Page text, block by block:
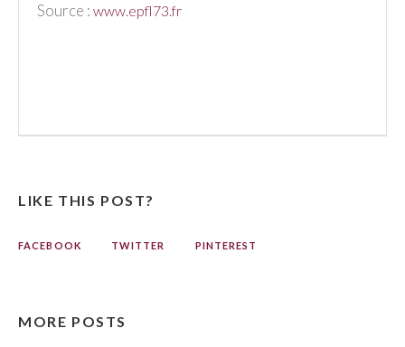
Source : www.epfl73.fr
LIKE THIS POST?
FACEBOOK TWITTER PINTEREST
MORE POSTS